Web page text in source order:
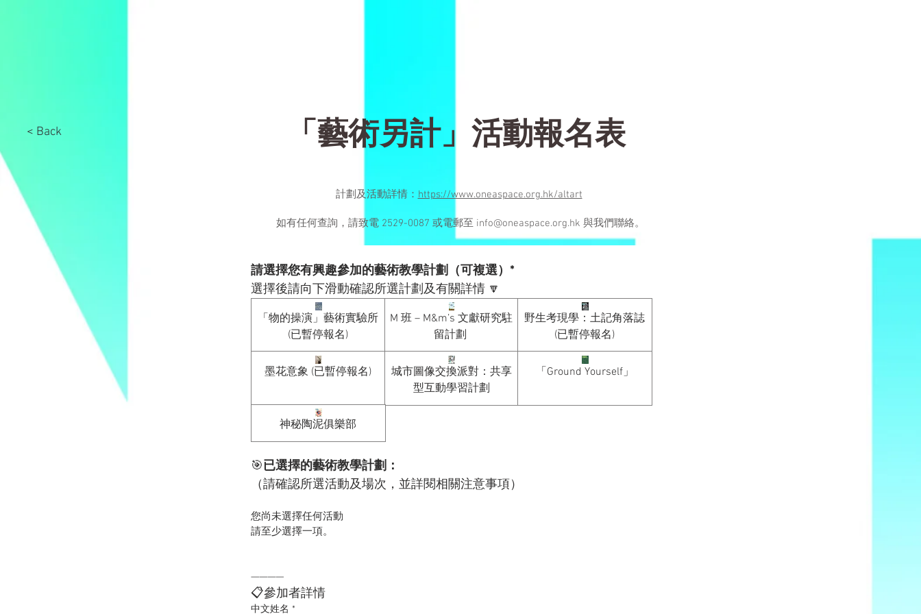
< Back 「藝術另計」活動報名表
計劃及活動詳情： https://www.oneaspace.org.hk/altart
如有任何查詢，請致電 2529-0087 或電郵至 info@oneaspace.org.hk 與我們聯絡。
請選擇您有興趣參加的藝術教學計劃（可複選）*
選擇後請向下滑動確認所選計劃及有關詳情 🔽
「物的操演」藝術實驗所
(已暫停報名)
M 班 – M&m’s 文獻研究駐
留計劃
野生考現學：土記角落誌
(已暫停報名)
墨花意象 (已暫停報名)
城市圖像交換派對：共享
型互動學習計劃
「Ground Yourself」
神秘陶泥俱樂部
🎯已選擇的藝術教學計劃：
（請確認所選活動及場次，並詳閱相關注意事項）
您尚未選擇任何活動
請至少選擇一項。
————
📋參加者詳情
中文姓名 *